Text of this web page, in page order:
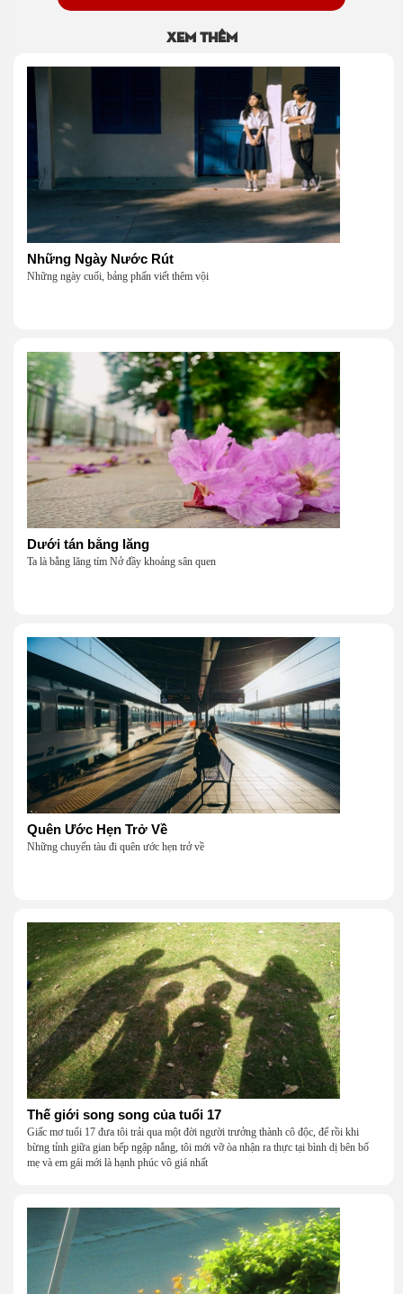
Xem thêm
Những Ngày Nước Rút
Những ngày cuối, bảng phấn viết thêm vội
Dưới tán bằng lăng
Ta là bằng lăng tím Nở đầy khoảng sân quen
Quên Ước Hẹn Trở Về
Những chuyến tàu đi quên ước hẹn trở về
Thế giới song song của tuổi 17
Giấc mơ tuổi 17 đưa tôi trải qua một đời người trưởng thành cô độc, để rồi khi
bừng tỉnh giữa gian bếp ngập nắng, tôi mới vỡ òa nhận ra thực tại bình dị bên bố
mẹ và em gái mới là hạnh phúc vô giá nhất